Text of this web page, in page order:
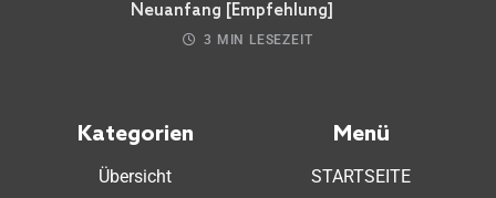
Neuanfang [Empfehlung]
3 MIN LESEZEIT
Kategorien
Übersicht
Menü
STARTSEITE